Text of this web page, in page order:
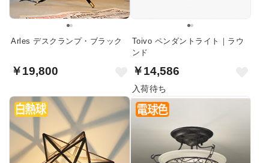
Arles デスクランプ・ブラック
￥19,800
Toivo ペンダントライト｜ラウ
ンド
￥14,586
入荷待ち